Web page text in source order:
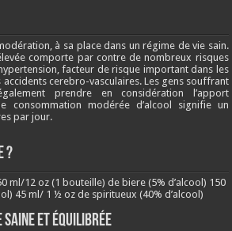
à sa place dans un régime de vie sain.
comporte par contre de nombreux risques
facteur de risque important dans les
cerebro-vasculaires. Les gens souffrant
prendre en considération l’apport
consommation modérée d’alcool signifie un
par jour.
?
ml/12 oz (1 bouteille) de biere (5% d’alcool) 150
45 ml/ 1 ½ oz de spiritueux (40% d’alcool)
saine et équilibrée